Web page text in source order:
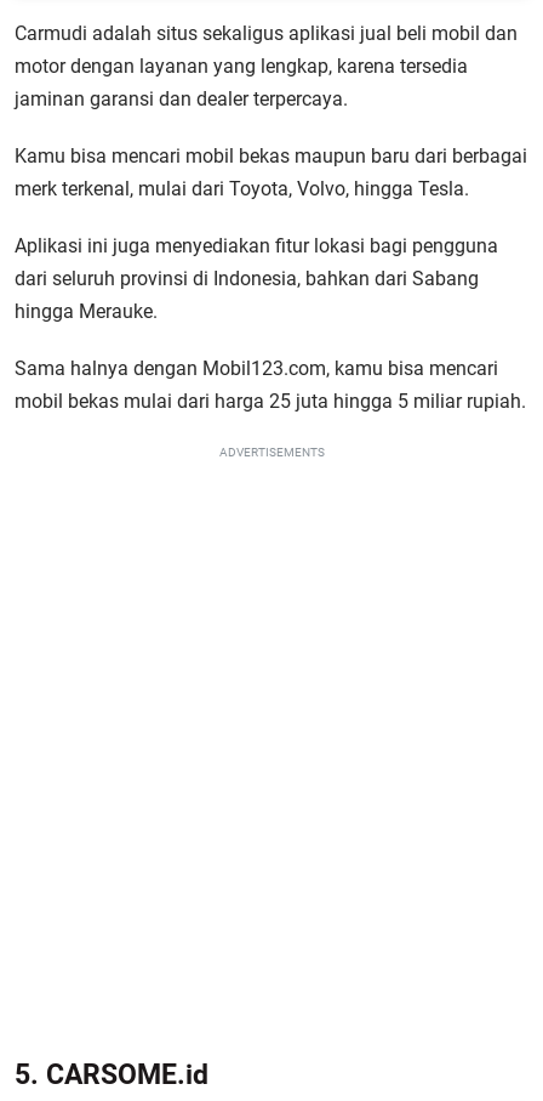
Carmudi adalah situs sekaligus aplikasi jual beli mobil dan
motor dengan layanan yang lengkap, karena tersedia
jaminan garansi dan dealer terpercaya.
Kamu bisa mencari mobil bekas maupun baru dari berbagai
merk terkenal, mulai dari Toyota, Volvo, hingga Tesla.
Aplikasi ini juga menyediakan fitur lokasi bagi pengguna
dari seluruh provinsi di Indonesia, bahkan dari Sabang
hingga Merauke.
Sama halnya dengan Mobil123.com, kamu bisa mencari
mobil bekas mulai dari harga 25 juta hingga 5 miliar rupiah.
ADVERTISEMENTS
5. CARSOME.id